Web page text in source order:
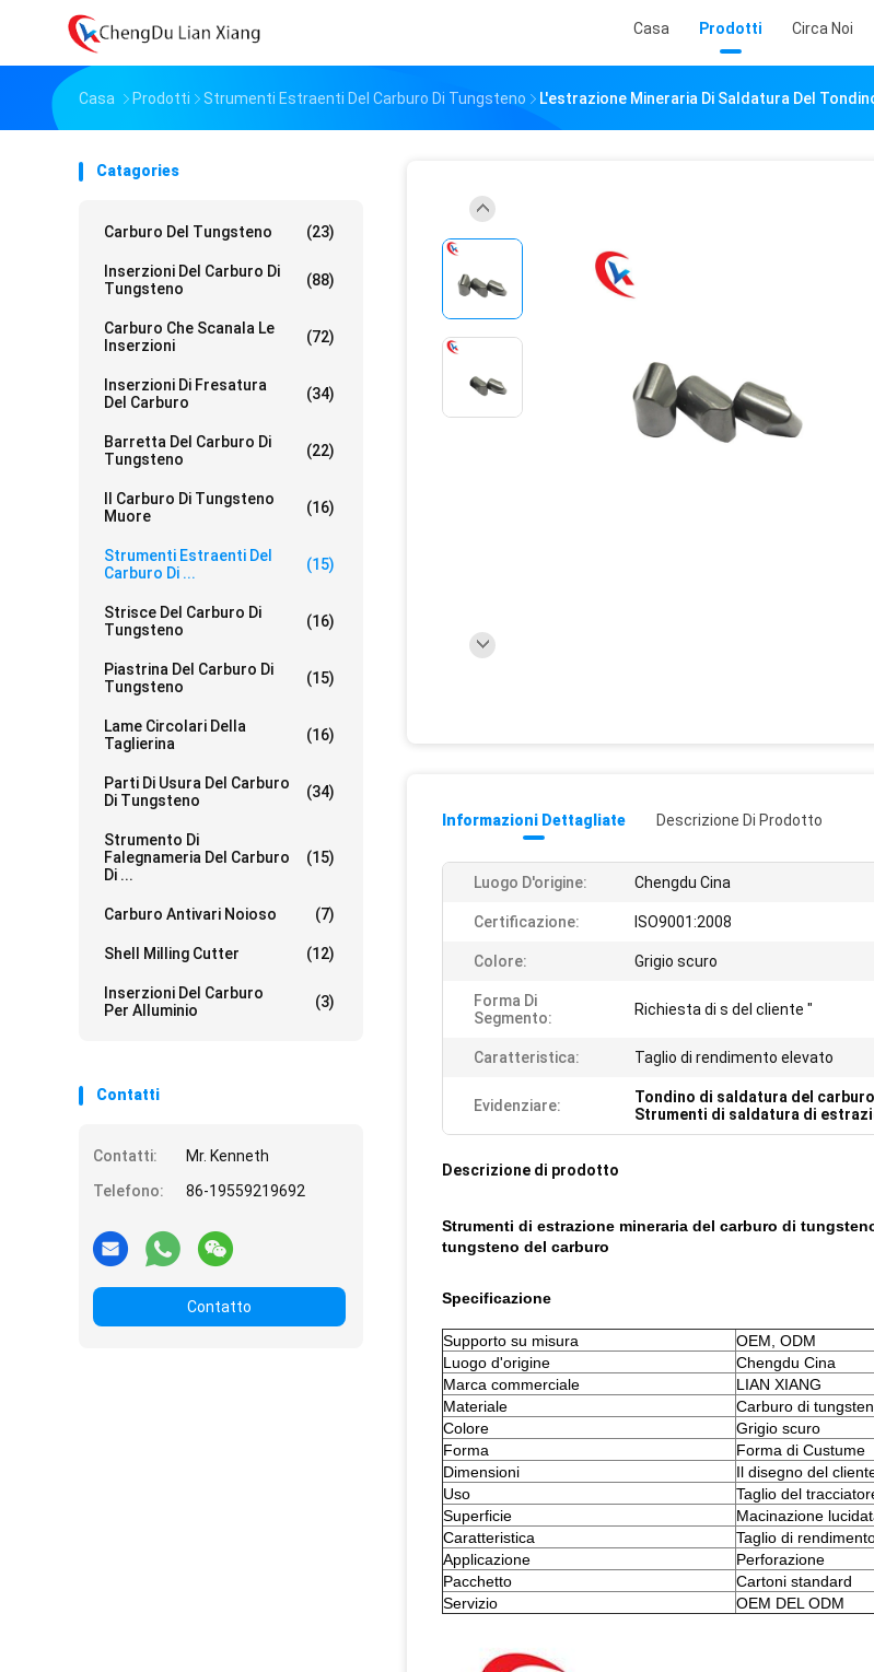
Casa Prodotti Circa Noi
Casa Prodotti Strumenti Estraenti Del Carburo Di Tungsteno L'estrazione Mineraria Di Saldatura Del
Catagories
Carburo Del Tungsteno (23)
Inserzioni Del Carburo Di
Tungsteno
(88)
Carburo Che Scanala Le
Inserzioni
(72)
Inserzioni Di Fresatura
Del Carburo
(34)
Barretta Del Carburo Di
Tungsteno
(22)
Il Carburo Di Tungsteno
Muore
(16)
Strumenti Estraenti Del
Carburo Di ...
(15)
Strisce Del Carburo Di
Tungsteno
(16)
Piastrina Del Carburo Di
Tungsteno
(15)
Lame Circolari Della
Taglierina
(16)
Parti Di Usura Del Carburo
Di Tungsteno
(34)
Strumento Di
Falegnameria Del Carburo
Di ...
(15)
Carburo Antivari Noioso (7)
Shell Milling Cutter (12)
Inserzioni Del Carburo
Per Alluminio
(3)
Contatti
Contatti:
Mr. Kenneth
Telefono:
86-19559219692
Contatto
Informazioni Dettagliate Descrizione Di Prodotto
Luogo D'origine: Chengdu Cina
Certificazione: ISO9001:2008
Colore: Grigio scuro
Forma Di
Segmento:
Richiesta di s del cliente "
Caratteristica: Taglio di rendimento elevato
Evidenziare: Tondino di saldatura del
Strumenti di saldatura di
Descrizione di prodotto
Strumenti di estrazione mineraria del carburo di
tungsteno del carburo
Specificazione
Supporto su misura
OEM, ODM
Luogo d'origine
Chengdu Cina
Marca commerciale
LIAN XIANG
Materiale
Carburo di
Colore
Grigio scuro
Forma
Forma di Custume
Dimensioni
Il disegno del
Uso
Taglio del
Superficie
Macinazione
Caratteristica
Taglio di
Applicazione
Perforazione
Pacchetto
Cartoni standard
Servizio
OEM DEL ODM